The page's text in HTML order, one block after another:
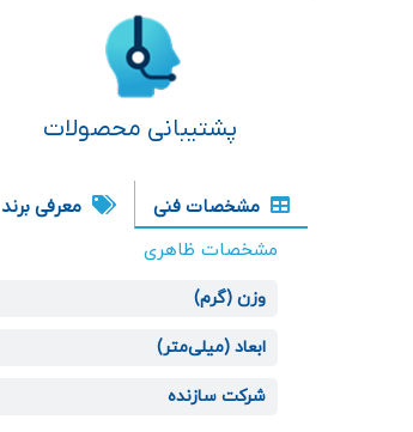
پشتیبانی محصولات
مشخصات فنی معرفی برند
مشخصات ظاهری
وزن (گرم)
ابعاد (میلی‌متر)
شرکت سازنده